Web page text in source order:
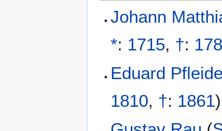
Johann
*: 1715, †:
Eduard
1810, †: 1861)